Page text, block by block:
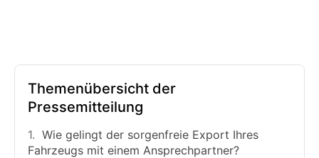
Themenübersicht der
Pressemitteilung
Wie gelingt der sorgenfreie Export Ihres
Fahrzeugs mit einem Ansprechpartner?